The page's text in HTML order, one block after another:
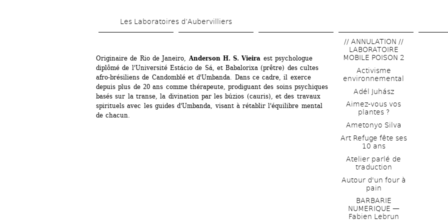
contenu
Les Laboratoires d’Aubervilliers
Originaire de Rio de Janeiro, Anderson H. S. Vieira est psychologue
diplômé de l'Université Estácio de Sá, et Babalorixa (prêtre) des cultes
afro-brésiliens de Candomblé et d'Umbanda. Dans ce cadre, il exerce
depuis plus de 20 ans comme thérapeute, prodiguant des soins psychiques
basés sur la transe, la divination par les búzios (cauris), et des travaux
spirituels avec les guides d'Umbanda, visant à rétablir l'équilibre mental
de chacun.
// ANNULATION //
LABORATOIRE
MOBILE POISON 2
Activisme
environnemental
Adél Juhász
Aimez-vous vos
plantes ?
Ametonyo Silva
Art Refuge fête ses
10 ans
Atelier parlé de
traduction
Autour d'un four à
pain
BARBARIE
NUMERIQUE —
Fabien Lebrun